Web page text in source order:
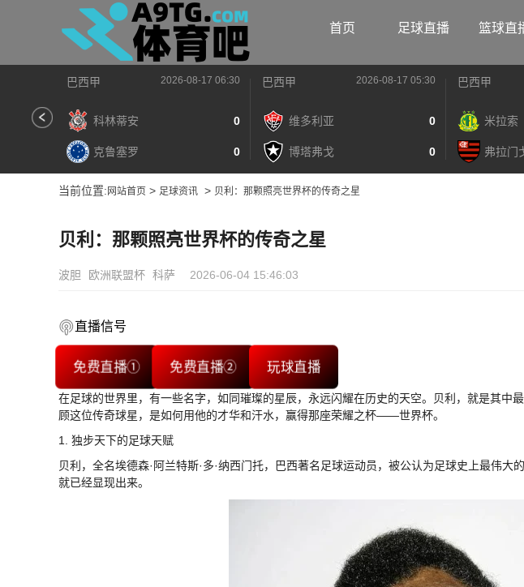
首页 足球直播 篮球直
巴西甲 2026-08-17 06:30
科林蒂安 0
克鲁塞罗 0
巴西甲 2026-08-17 05:30
维多利亚 0
博塔弗戈 0
巴西甲
米拉索
弗拉门
当前位置: 网站首页 > 足球资讯 > 贝利：那颗照亮世界杯的传奇之星
贝利：那颗照亮世界杯的传奇之星
波胆 欧洲联盟杯 科萨 2026-06-04 15:46:03
直播信号
免费直播① 免费直播② 玩球直播
在足球的世界里，有一些名字，如同璀璨的星辰，永远闪耀在历史的天空。贝利，就是其中
顾这位传奇球星，是如何用他的才华和汗水，赢得那座荣耀之杯——世界杯。
1. 独步天下的足球天赋
贝利，全名埃德森·阿兰特斯·多·纳西门托，巴西著名足球运动员，被公认为足球史上最伟大
就已经显现出来。